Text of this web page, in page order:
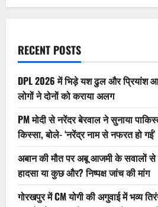
RECENT POSTS
DPL 2026 में भिड़े यश ढुल और प्रियांश
लोगों ने दोनों को कराया अलग
PM मोदी से नरेंदर बेरवाल ने सुनाया
किस्सा, बोले- ‘नरेंद्र नाम से नफरत हो गई’
अबान की मौत पर अबू आजमी के सवालों से
हादसा या कुछ और? निष्पक्ष जांच की मांग
गोरखपुर में CM योगी की अगुवाई में भव्य